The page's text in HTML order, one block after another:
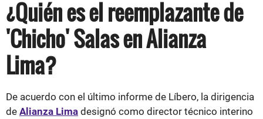
¿Quién es el reemplazante de
'Chicho' Salas en Alianza
Lima?
De acuerdo con el último informe de Líbero, la dirigencia
de Alianza Lima designó como director técnico interino